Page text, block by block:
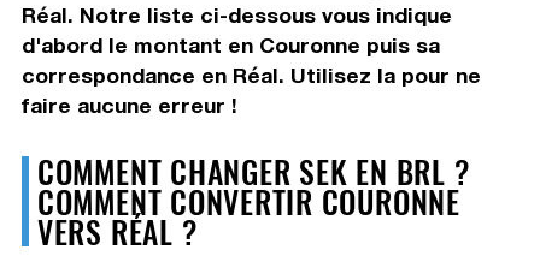
Réal. Notre liste ci-dessous vous indique
d'abord le montant en Couronne puis sa
correspondance en Réal. Utilisez la pour ne
faire aucune erreur !
COMMENT CHANGER SEK EN BRL ?
COMMENT CONVERTIR COURONNE
VERS RÉAL ?